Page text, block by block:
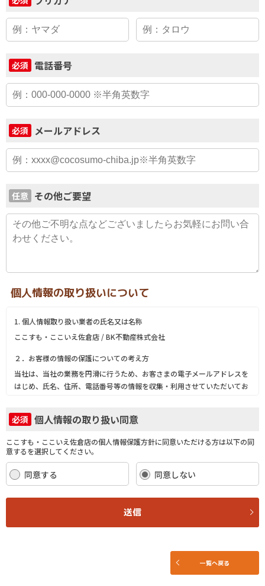
必須 電話番号
必須 メールアドレス
任意 その他ご要望
個人情報の取り扱いについて
1. 個人情報取り扱い業者の氏名又は名称
ここすも・ここいえ佐倉店 / BK不動産株式会社
２．お客様の情報の保護についての考え方
当社は、当社の業務を円滑に行うため、お客さまの電子メールアドレスを
はじめ、氏名、住所、電話番号等の情報を収集・利用させていただいてお
当社は、これらのお客さまの個人情報（以下「お客さま情報」といいま
す。）の適正な保護を重大な責務と認識し、この責務を果たすために、次
(1) お客さま情報に適用される個人情報の保護に関する法律その他の関係
法令を遵守し、適切に取り扱います。また、適宜取扱いの改善に努めま
す。
(2) お客さま情報の取扱いに関する規程を明確にし、従業者に周知徹底し
ます。また、取引先等に対しても適切にお客さま情報を取り扱うように要
(5) 保有するお客さま情報について、お客さま本人からの開示、訂正、削
必須 個人情報の取り扱い同意
ここすも・ここいえ佐倉店の個人情報保護方針に同意いただける方は以下の同
意するを選択してください。
同意する 同意しない
送信
一覧へ戻る